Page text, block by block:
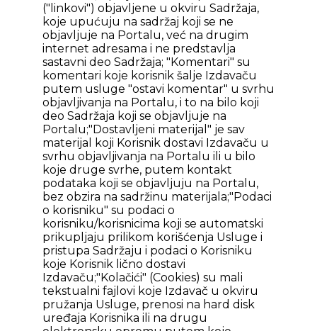
("linkovi") objavljene u okviru Sadržaja,
koje upućuju na sadržaj koji se ne
objavljuje na Portalu, već na drugim
internet adresama i ne predstavlja
sastavni deo Sadržaja; "Komentari" su
komentari koje korisnik šalje Izdavaču
putem usluge "ostavi komentar" u svrhu
objavljivanja na Portalu, i to na bilo koji
deo Sadržaja koji se objavljuje na
Portalu;"Dostavljeni materijal" je sav
materijal koji Korisnik dostavi Izdavaču u
svrhu objavljivanja na Portalu ili u bilo
koje druge svrhe, putem kontakt
podataka koji se objavljuju na Portalu,
bez obzira na sadržinu materijala;"Podaci
o korisniku" su podaci o
korisniku/korisnicima koji se automatski
prikupljaju prilikom korišćenja Usluge i
pristupa Sadržaju i podaci o Korisniku
koje Korisnik lično dostavi
Izdavaču;"Kolačići" (Cookies) su mali
tekstualni fajlovi koje Izdavač u okviru
pružanja Usluge, prenosi na hard disk
uređaja Korisnika ili na drugu